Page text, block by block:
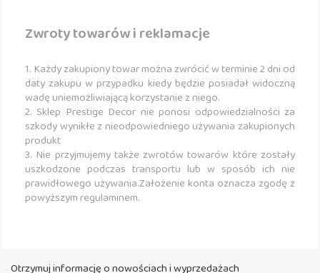
Zwroty towarów i reklamacje
1. Każdy zakupiony towar można zwrócić w terminie 2 dni od
daty zakupu w przypadku kiedy będzie posiadał widoczną
wadę uniemożliwiającą korzystanie z niego.
2. Sklep Prestige Decor nie ponosi odpowiedzialności za
szkody wynikłe z nieodpowiedniego używania zakupionych
produkt
3. Nie przyjmujemy także zwrotów towarów które zostały
uszkodzone podczas transportu lub w sposób ich nie
prawidłowego używania.Założenie konta oznacza zgodę z
powyższym regulaminem.
Otrzymuj informację o nowościach i wyprzedażach